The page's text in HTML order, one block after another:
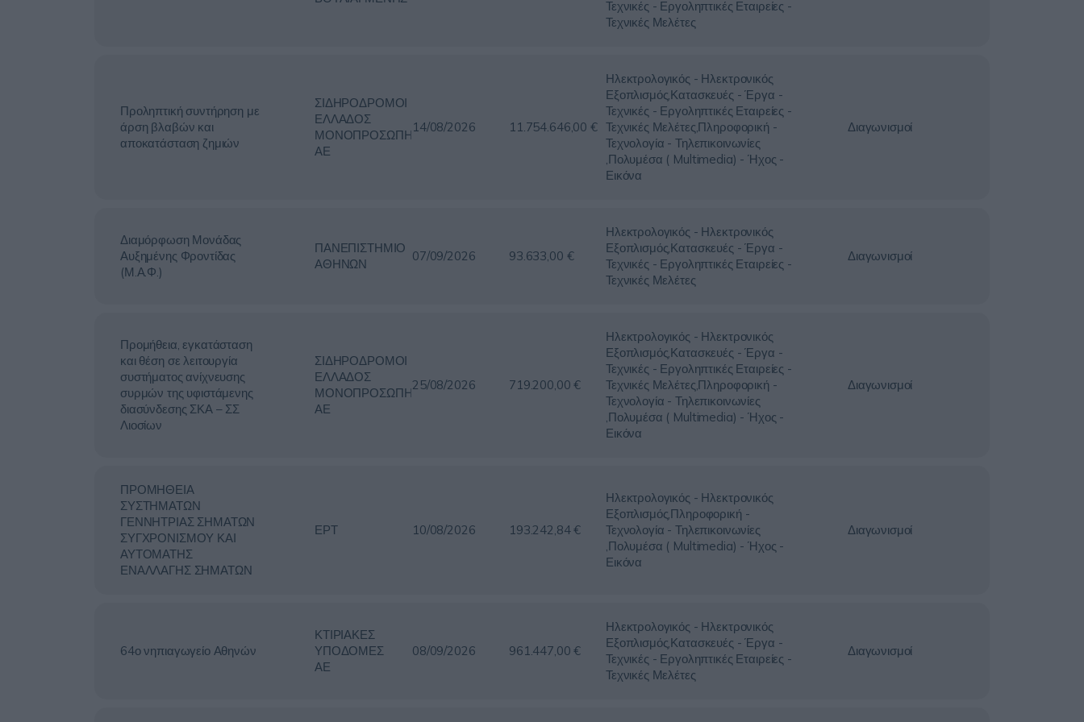
Τεχνικές - Εργοληπτικές Εταιρείες -
Τεχνικές Μελέτες
Προληπτική συντήρηση με
άρση βλαβών και
αποκατάσταση ζημιών
ΣΙΔΗΡΟΔΡΟΜΟΙ
ΕΛΛΑΔΟΣ
ΜΟΝΟΠΡΟΣΩΠΗ
ΑΕ
14/08/2026 11.754.646,00 €
Ηλεκτρολογικός - Ηλεκτρονικός
Εξοπλισμός,Κατασκευές - Έργα -
Τεχνικές - Εργοληπτικές Εταιρείες -
Τεχνικές Μελέτες,Πληροφορική -
Τεχνολογία - Τηλεπικοινωνίες
,Πολυμέσα ( Multimedia) - Ήχος -
Εικόνα
Διαγωνισμοί
Διαμόρφωση Μονάδας
Αυξημένης Φροντίδας
(Μ.Α.Φ.)
ΠΑΝΕΠΙΣΤΗΜΙΟ
ΑΘΗΝΩΝ
07/09/2026 93.633,00 €
Ηλεκτρολογικός - Ηλεκτρονικός
Εξοπλισμός,Κατασκευές - Έργα -
Τεχνικές - Εργοληπτικές Εταιρείες -
Τεχνικές Μελέτες
Διαγωνισμοί
Προμήθεια, εγκατάσταση
και θέση σε λειτουργία
συστήματος ανίχνευσης
συρμών της υφιστάμενης
διασύνδεσης ΣΚΑ – ΣΣ
Λιοσίων
ΣΙΔΗΡΟΔΡΟΜΟΙ
ΕΛΛΑΔΟΣ
ΜΟΝΟΠΡΟΣΩΠΗ
ΑΕ
25/08/2026 719.200,00 €
Ηλεκτρολογικός - Ηλεκτρονικός
Εξοπλισμός,Κατασκευές - Έργα -
Τεχνικές - Εργοληπτικές Εταιρείες -
Τεχνικές Μελέτες,Πληροφορική -
Τεχνολογία - Τηλεπικοινωνίες
,Πολυμέσα ( Multimedia) - Ήχος -
Εικόνα
Διαγωνισμοί
ΠΡΟΜΗΘΕΙΑ
ΣΥΣΤΗΜΑΤΩΝ
ΓΕΝΝΗΤΡΙΑΣ ΣΗΜΑΤΩΝ
ΣΥΓΧΡΟΝΙΣΜΟΥ ΚΑΙ
ΑΥΤΟΜΑΤΗΣ
ΕΝΑΛΛΑΓΗΣ ΣΗΜΑΤΩΝ
ΕΡΤ 10/08/2026 193.242,84 €
Ηλεκτρολογικός - Ηλεκτρονικός
Εξοπλισμός,Πληροφορική -
Τεχνολογία - Τηλεπικοινωνίες
,Πολυμέσα ( Multimedia) - Ήχος -
Εικόνα
Διαγωνισμοί
64ο νηπιαγωγείο Αθηνών
ΚΤΙΡΙΑΚΕΣ
ΥΠΟΔΟΜΕΣ
ΑΕ
08/09/2026 961.447,00 €
Ηλεκτρολογικός - Ηλεκτρονικός
Εξοπλισμός,Κατασκευές - Έργα -
Τεχνικές - Εργοληπτικές Εταιρείες -
Τεχνικές Μελέτες
Διαγωνισμοί